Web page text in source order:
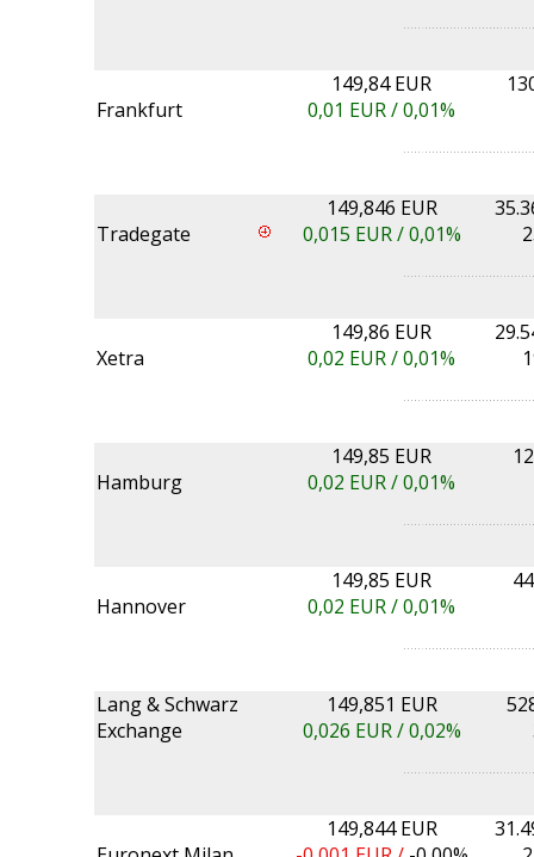
Frankfurt
149,84 EUR
0,01 EUR /0,01%
Tradegate
149,846 EUR
0,015 EUR /0,01%
Xetra
149,86 EUR
0,02 EUR /0,01%
Hamburg
149,85 EUR
0,02 EUR /0,01%
Hannover
149,85 EUR
0,02 EUR /0,01%
Lang & Schwarz
Exchange
149,851 EUR
0,026 EUR /0,02%
149,844 EUR